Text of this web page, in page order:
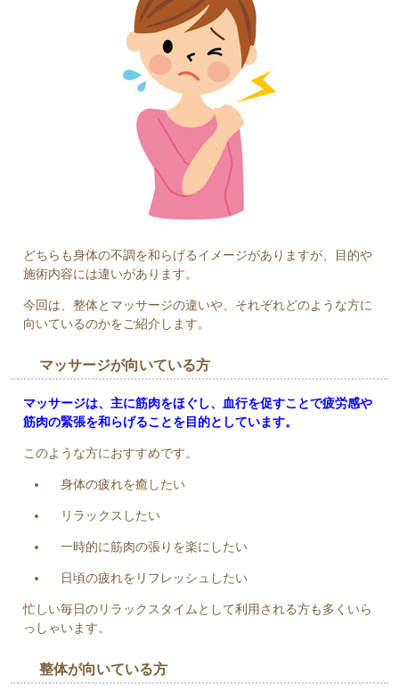
どちらも身体の不調を和らげるイメージがありますが、目的や
施術内容には違いがあります。
今回は、整体とマッサージの違いや、それぞれどのような方に
向いているのかをご紹介します。
マッサージが向いている方
マッサージは、主に筋肉をほぐし、血行を促すことで疲労感や
筋肉の緊張を和らげることを目的としています。
このような方におすすめです。
身体の疲れを癒したい
リラックスしたい
一時的に筋肉の張りを楽にしたい
日頃の疲れをリフレッシュしたい
忙しい毎日のリラックスタイムとして利用される方も多くいら
っしゃいます。
整体が向いている方